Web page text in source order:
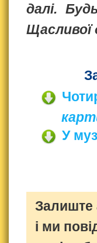
далі.
Щасливої
У
Залиште
і ми